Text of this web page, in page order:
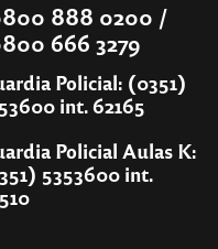
888 0200 /
666 3279
Policial: (0351)
int. 62165
Policial Aulas K:
5353600 int.